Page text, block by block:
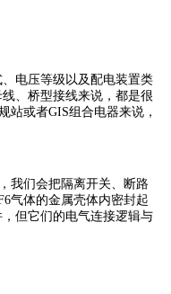
电压等级以及配电装置类
、桥型接线来说，都是很
站或者GIS组合电器来说，
我们会把隔离开关、断路
气体的金属壳体内密封起
但它们的电气连接逻辑与